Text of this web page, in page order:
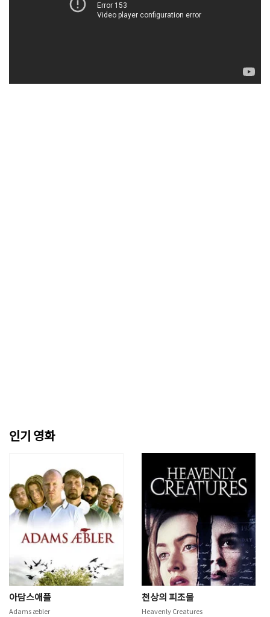
인기 영화
아담스애플
Adams æbler
천상의 피조물
Heavenly Creatures